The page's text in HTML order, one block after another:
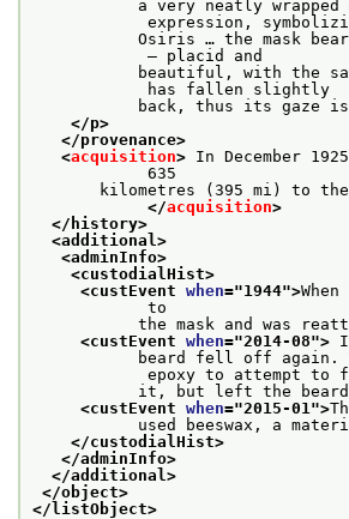
a very neatly wrapped
expression,
Osiris … the mask bears
            – placid and
beautiful, with the same
            has fallen slightly
back, thus its gaze is
</p>
</provenance>
<acquisition> In December
            635
kilometres (395 mi) to the
</acquisition>
</history>
<additional>
<adminInfo>
<custodialHist>
<custEvent when="1944">
            to
the mask and was
<custEvent when="2014-08">
beard fell off again. Those
epoxy to attempt to
it, but left the beard
<custEvent when="2015-01 ">
used beeswax, a material
</custodialHist>
</adminInfo>
</additional>
</object>
</listObject>